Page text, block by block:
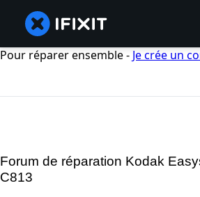
Pour réparer ensemble - Je crée un
Forum de réparation Kodak
C813